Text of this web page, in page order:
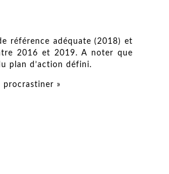
référence adéquate (2018) et
2016 et 2019. A noter que
plan d’action défini.
procrastiner »